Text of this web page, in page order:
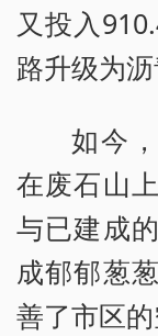
又投入
路升级为沥
如今
在废石山
与已建成
成郁郁葱
善了市区的